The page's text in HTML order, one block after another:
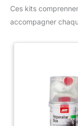
Ces kits
accompagner